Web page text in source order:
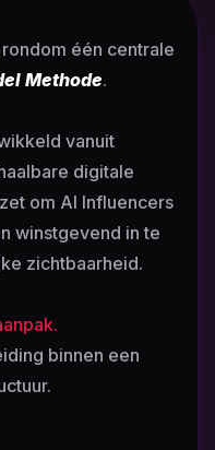
één centrale
Methode.
vanuit
digitale
om AI Influencers
winstgevend in te
zichtbaarheid.
binnen een